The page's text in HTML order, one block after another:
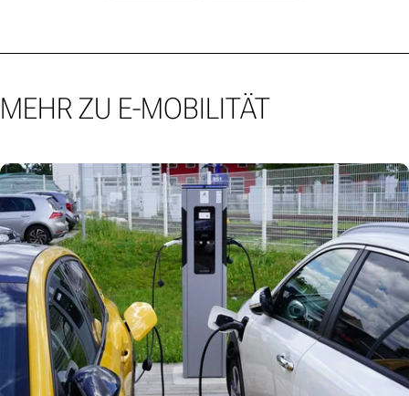
MEHR ZU E-MOBILITÄT